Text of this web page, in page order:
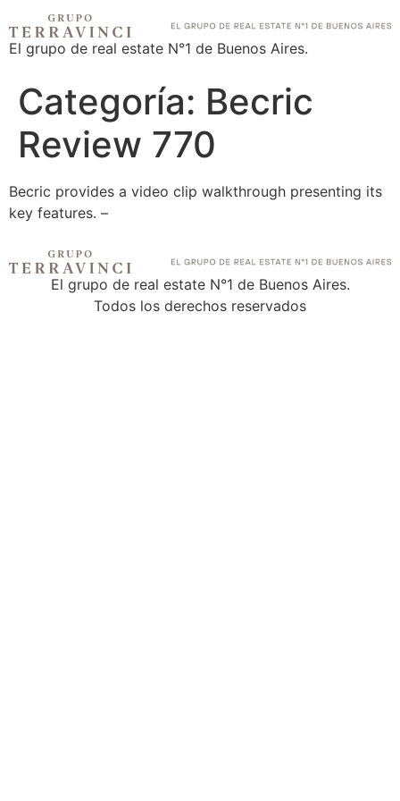
El grupo de real estate N°1 de Buenos Aires.
Categoría: Becric
Review 770
Becric provides a video clip walkthrough presenting its
key features. –
El grupo de real estate N°1 de Buenos Aires.
Todos los derechos reservados